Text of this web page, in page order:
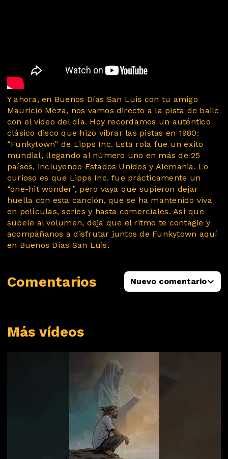
Más vídeos
Y ahora, en Buenos Días San Luis con tu amigo
Mauricio Meza, nos vamos directo a la pista de baile
con el video del día. Hoy recordamos un auténtico
clásico disco que hizo vibrar las pistas en 1980:
“Funkytown” de Lipps Inc. Esta rola fue un éxito
mundial, llegando al número uno en más de 25
países, incluyendo Estados Unidos y Alemania. Lo
curioso es que Lipps Inc. fue prácticamente un
“one-hit wonder”, pero vaya que supieron dejar
huella con esta canción, que se ha mantenido viva
en películas, series y hasta comerciales. Así que
súbele al volumen, deja que el ritmo te contagie y
acompáñanos a disfrutar juntos de Funkytown aquí
en Buenos Días San Luis.
Comentarios Nuevo comentario